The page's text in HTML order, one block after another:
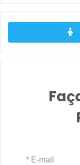
* E-mail